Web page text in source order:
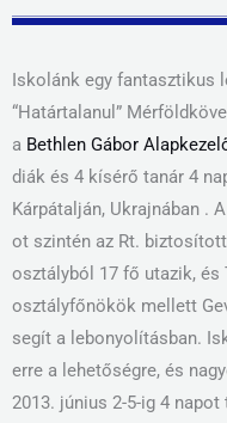
Iskolánk egy fantasztikus
“Határtalanul”
a Bethlen Gábor
diák és 4 kísérő tanár 4
Kárpátalján, Ukrajnában .
ot szintén az Rt.
osztályból 17 fő utazik, és
osztályfőnökök mellett
segít a lebonyolításban.
erre a lehetőségre, és
2013. június 2-5-ig 4